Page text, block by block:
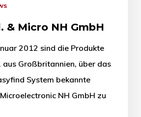
& Micro NH GmbH
2012 sind die Produkte
aus Großbritannien, über das
System bekannte
NH GmbH zu